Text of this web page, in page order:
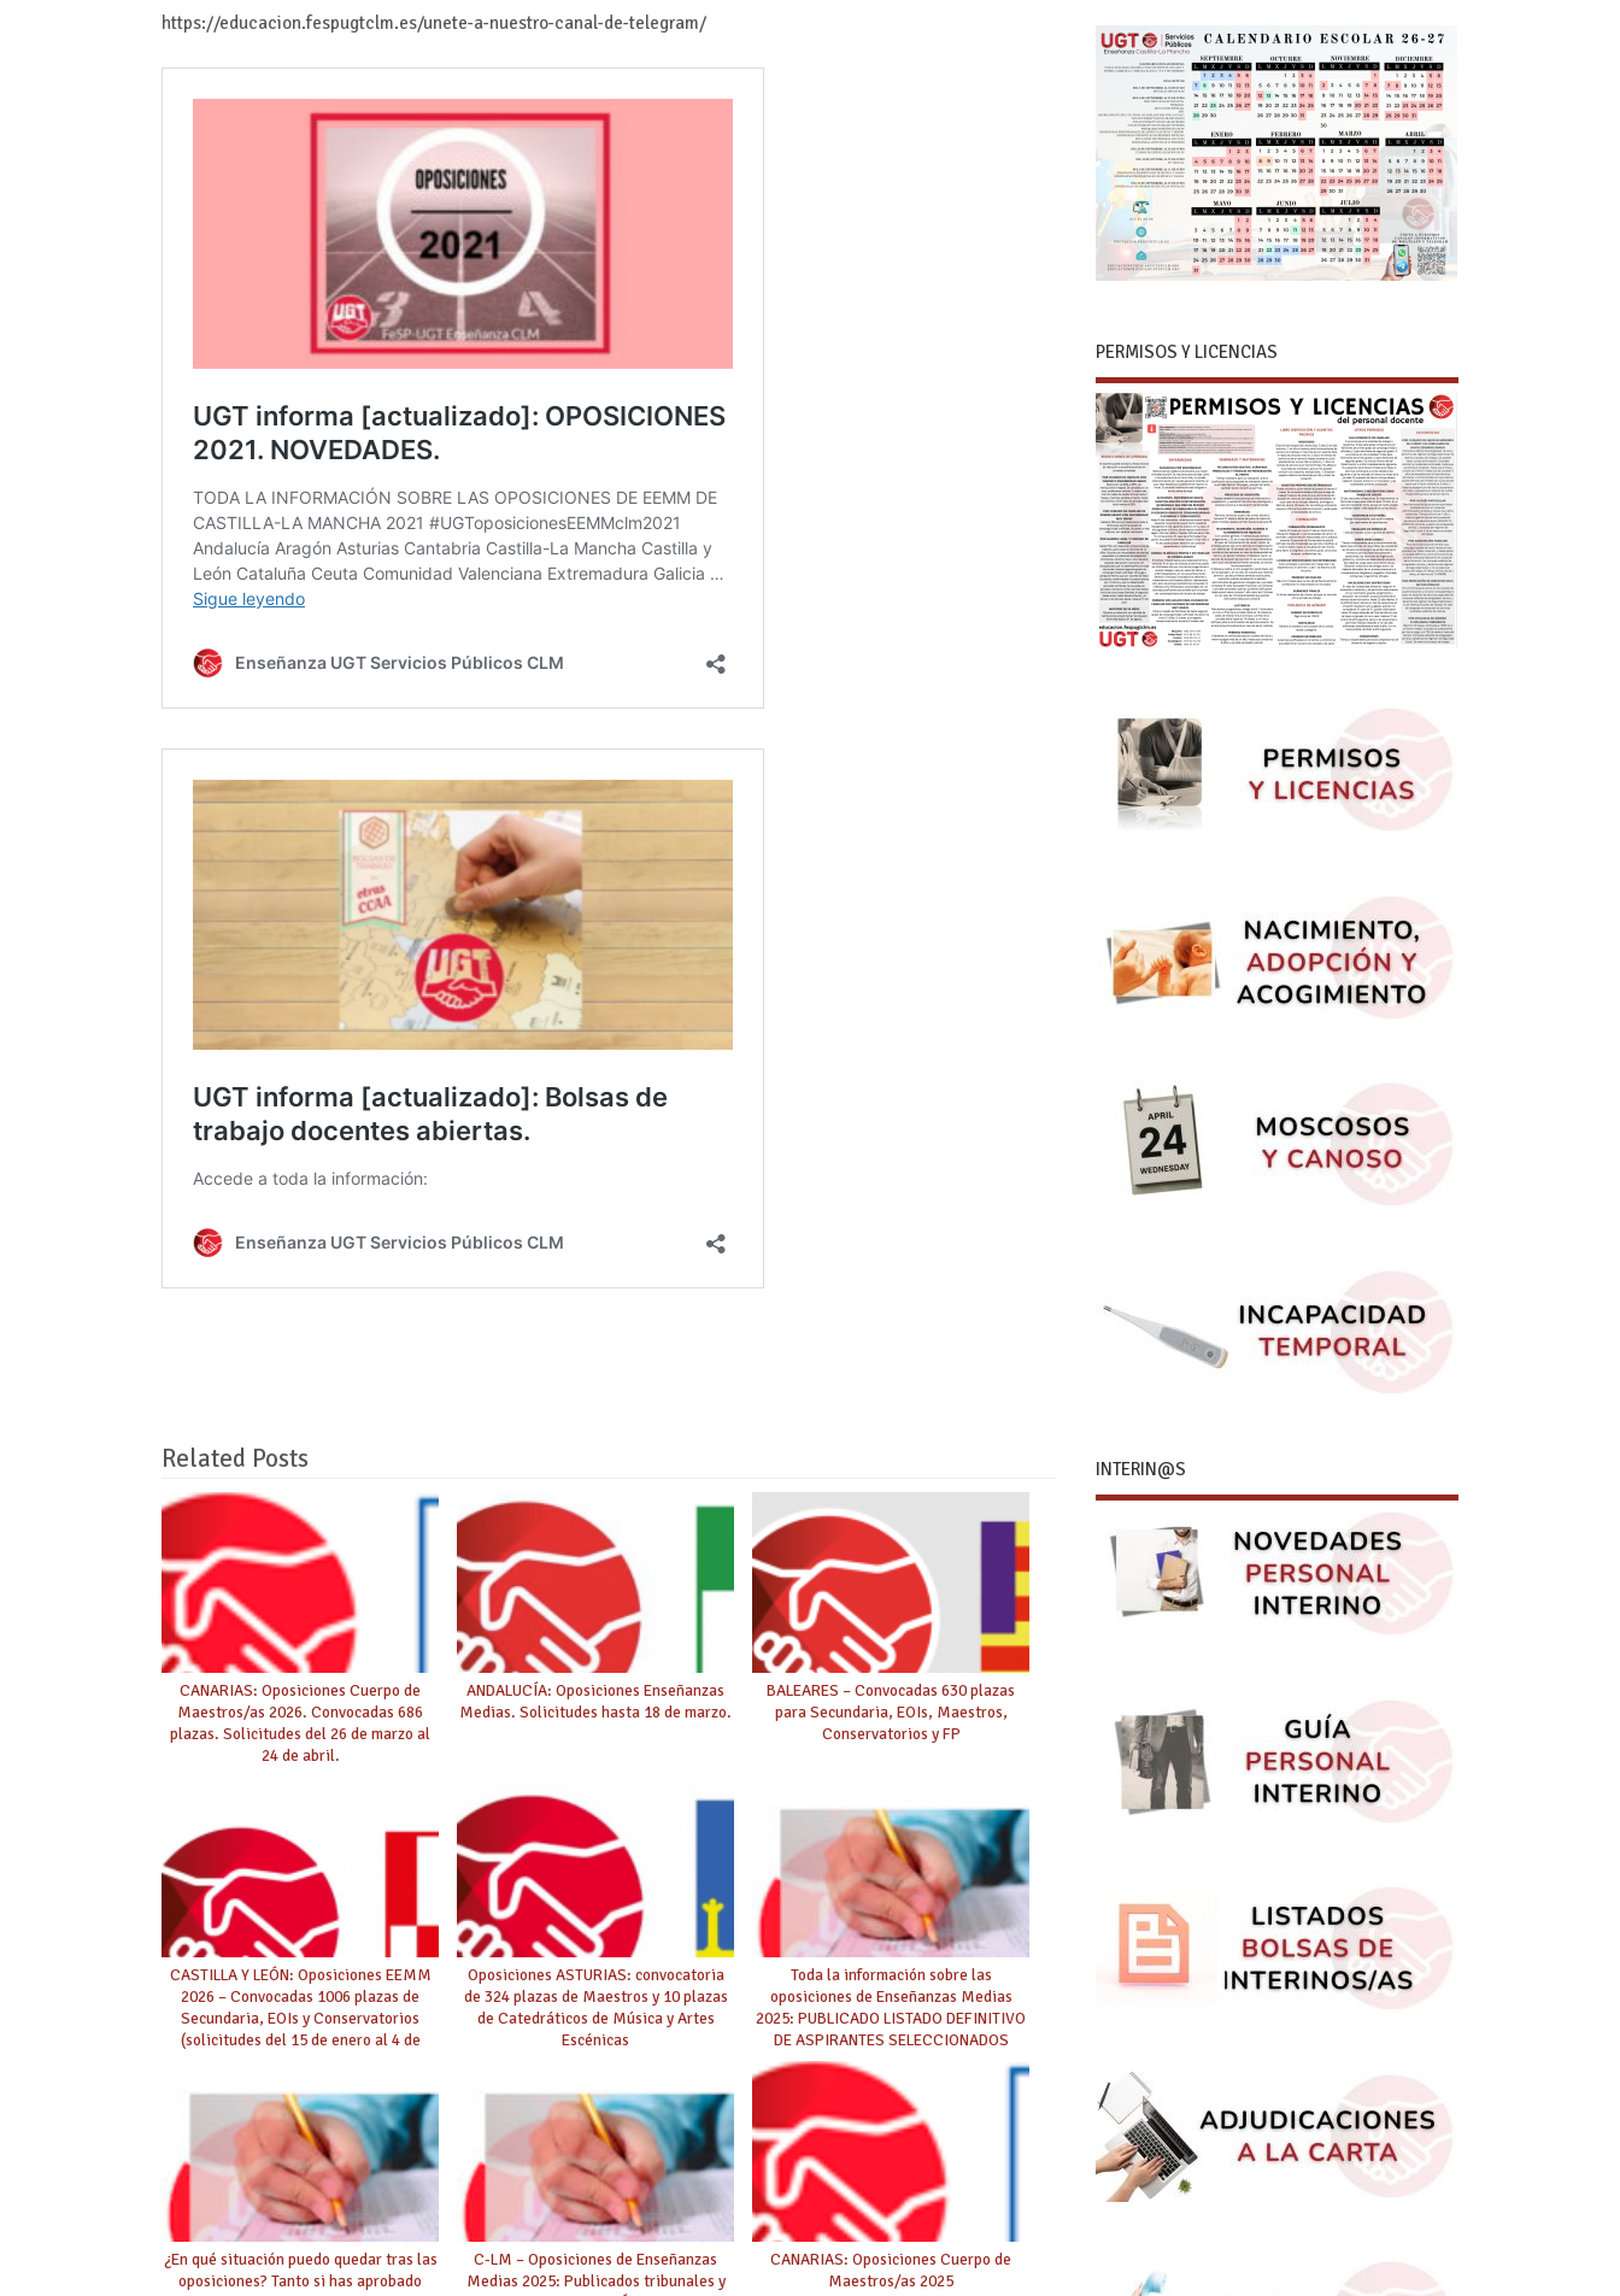
https://educacion.fespugtclm.es/unete-a-nuestro-canal-de-telegram/
Related Posts
CANARIAS: Oposiciones Cuerpo de
Maestros/as 2026. Convocadas 686
plazas. Solicitudes del 26 de marzo al
24 de abril.
ANDALUCÍA: Oposiciones Enseñanzas
Medias. Solicitudes hasta 18 de marzo.
BALEARES – Convocadas 630 plazas
para Secundaria, EOIs, Maestros,
Conservatorios y FP
CASTILLA Y LEÓN: Oposiciones EEMM
2026 – Convocadas 1006 plazas de
Secundaria, EOIs y Conservatorios
(solicitudes del 15 de enero al 4 de
Oposiciones ASTURIAS: convocatoria
de 324 plazas de Maestros y 10 plazas
de Catedráticos de Música y Artes
Escénicas
Toda la información sobre las
oposiciones de Enseñanzas Medias
2025: PUBLICADO LISTADO DEFINITIVO
DE ASPIRANTES SELECCIONADOS
¿En qué situación puedo quedar tras las
oposiciones? Tanto si has aprobado
C-LM – Oposiciones de Enseñanzas
Medias 2025: Publicados tribunales y
CANARIAS: Oposiciones Cuerpo de
Maestros/as 2025
PERMISOS Y LICENCIAS
INTERIN@S